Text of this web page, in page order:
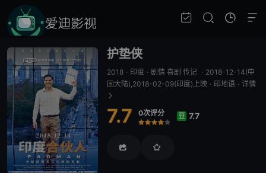
护垫侠
2018 · 印度 · 剧情 喜剧 传记 · 2018-12-14(中
国大陆),2018-02-09(印度)上映 · 印地语 · 详情
7.7 0次评分
很差
较差还行推荐力荐
豆 7.7